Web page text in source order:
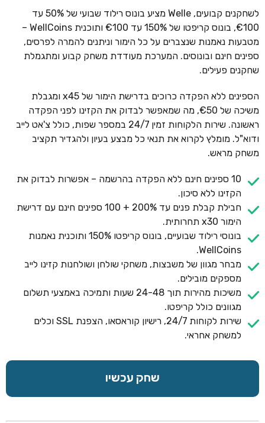
לשחקנים קבועים, Welle מציע בונוס רילוד שבועי של 50% עד
€100, בונוס קריפטו של 150% עד €100 ותוכנית WellCoins –
מטבעות נאמנות שנצברים על כל הימור וניתנים להמרה לפרסים,
ספינים חינם ובונוסים. המערכת מעודדת משחק קבוע ומתגמלת
שחקנים פעילים.
הספינים ללא הפקדה כרוכים בדרישת הימור של x45 ומגבלת
משיכה של €50, מה שמאפשר לבדוק את הקזינו לפני הפקדה
ראשונה. שירות הלקוחות זמין 24/7 במספר שפות, כולל צ'אט לייב
ודוא"ל. מומלץ לקרוא את תנאי כל מבצע בעיון ולהגדיר תקציב
משחק מראש.
10 ספינים חינם ללא הפקדה בהרשמה – אפשרות לבדוק את
הקזינו ללא סיכון.
חבילת קבלת פנים עד 200% + 100 ספינים חינם עם דרישת
הימור x30 תחרותית.
בונוסי רילוד שבועיים, בונוס קריפטו 150% ותוכנית נאמנות
WellCoins.
מבחר מגוון של משבצות, משחקי שולחן ושולחנות קזינו לייב
מספקים מובילים.
משיכות מהירות תוך 24-48 שעות ותמיכה באמצעי תשלום
מגוונים כולל קריפטו.
שירות לקוחות 24/7, רישיון קוראסאו, הצפנת SSL וכלים
למשחק אחראי.
שחק עכשיו